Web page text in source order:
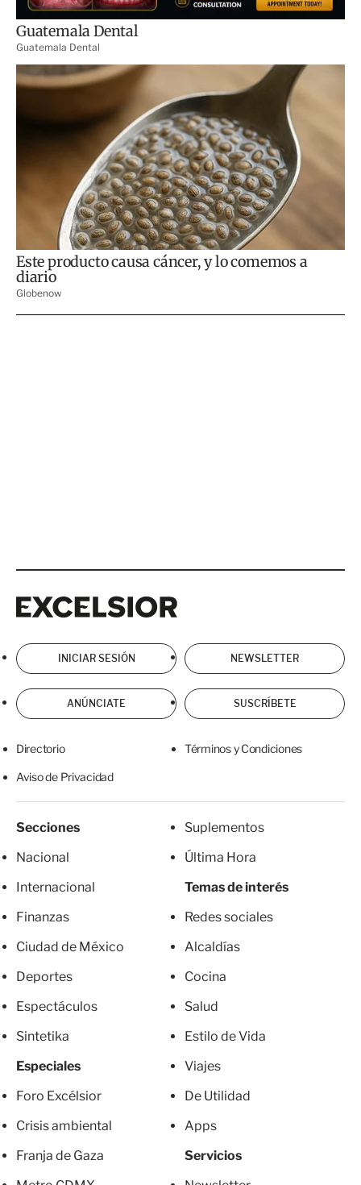
INICIAR SESIÓN NEWSLETTER
ANÚNCIATE SUSCRÍBETE
Directorio Términos y Condiciones
Aviso de Privacidad
Secciones
Nacional
Internacional
Finanzas
Ciudad de México
Deportes
Espectáculos
Sintetika
Especiales
Foro Excélsior
Crisis ambiental
Franja de Gaza
Suplementos
Última Hora
Temas de interés
Redes sociales
Alcaldías
Cocina
Salud
Estilo de Vida
Viajes
De Utilidad
Apps
Servicios